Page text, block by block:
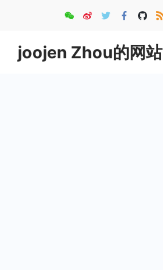
content
joojen Zhou的网站